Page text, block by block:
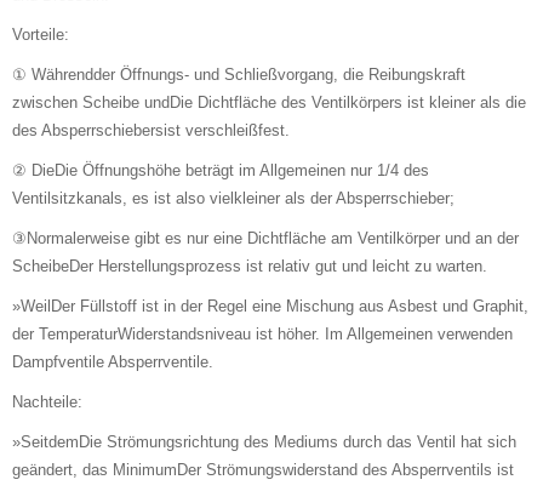
Vorteile:
① Währendder Öffnungs- und Schließvorgang, die Reibungskraft
zwischen Scheibe undDie Dichtfläche des Ventilkörpers ist kleiner als die
des Absperrschiebersist verschleißfest.
② DieDie Öffnungshöhe beträgt im Allgemeinen nur 1/4 des
Ventilsitzkanals, es ist also vielkleiner als der Absperrschieber;
③Normalerweise gibt es nur eine Dichtfläche am Ventilkörper und an der
ScheibeDer Herstellungsprozess ist relativ gut und leicht zu warten.
»WeilDer Füllstoff ist in der Regel eine Mischung aus Asbest und Graphit,
der TemperaturWiderstandsniveau ist höher. Im Allgemeinen verwenden
Dampfventile Absperrventile.
Nachteile:
»SeitdemDie Strömungsrichtung des Mediums durch das Ventil hat sich
geändert, das MinimumDer Strömungswiderstand des Absperrventils ist